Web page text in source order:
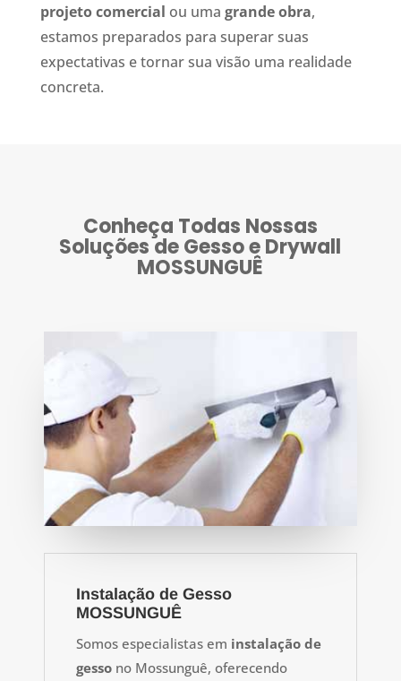
projeto comercial ou uma grande obra,
estamos preparados para superar suas
expectativas e tornar sua visão uma realidade
concreta.
Conheça Todas Nossas
Soluções de Gesso e Drywall
MOSSUNGUÊ
Instalação de Gesso
MOSSUNGUÊ
Somos especialistas em instalação de
gesso no Mossunguê, oferecendo